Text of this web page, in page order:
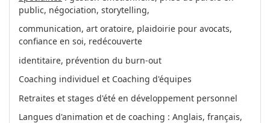
public, négociation, storytelling,
communication, art oratoire, plaidoirie pour avocats,
confiance en soi, redécouverte
identitaire, prévention du burn-out
Coaching individuel et Coaching d'équipes
Retraites et stages d'été en développement personnel
Langues d'animation et de coaching : Anglais, français,